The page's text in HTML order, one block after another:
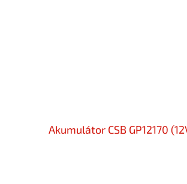
Akumulátor CSB GP12170